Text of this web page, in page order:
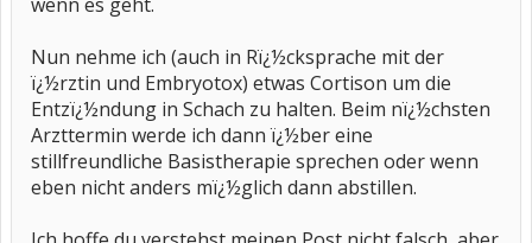
Nun nehme ich (auch in Rï¿½cksprache mit der
ï¿½rztin und Embryotox) etwas Cortison um die
Entzï¿½ndung in Schach zu halten. Beim nï¿½chsten
Arzttermin werde ich dann ï¿½ber eine
stillfreundliche Basistherapie sprechen oder wenn
eben nicht anders mï¿½glich dann abstillen.